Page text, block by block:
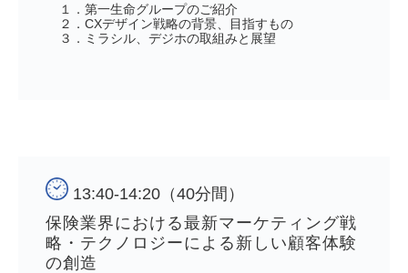
１．第一生命グループのご紹介
２．CXデザイン戦略の背景、目指すもの
３．ミラシル、デジホの取組みと展望
13:40-14:20（40分間）
保険業界における最新マーケティング戦
略・テクノロジーによる新しい顧客体験
の創造